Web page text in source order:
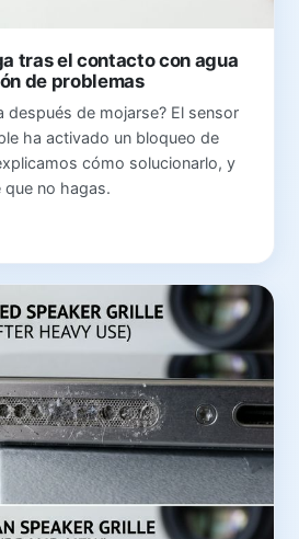
tras el contacto con agua
de problemas
después de mojarse? El sensor
ha activado un bloqueo de
cómo solucionarlo, y
que no hagas.